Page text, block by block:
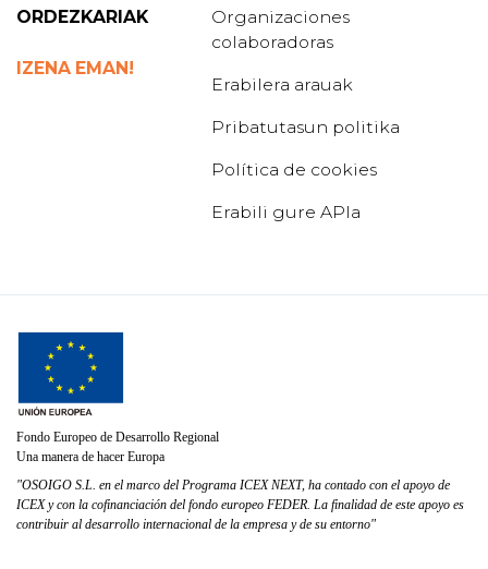
ORDEZKARIAK
IZENA EMAN!
Organizaciones
colaboradoras
Erabilera arauak
Pribatutasun politika
Política de cookies
Erabili gure APIa
Fondo Europeo de Desarrollo Regional
Una manera de hacer Europa
"OSOIGO S.L. en el marco del Programa ICEX NEXT, ha contado con el apoyo de
ICEX y con la cofinanciación del fondo europeo FEDER. La finalidad de este apoyo es
contribuir al desarrollo internacional de la empresa y de su entorno"